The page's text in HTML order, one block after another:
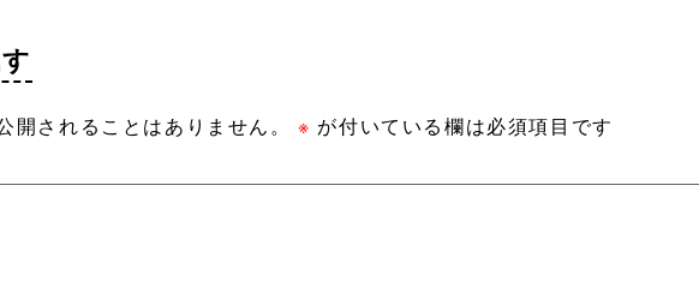
開されることはありません。 ※ が付いている欄は必須項目です